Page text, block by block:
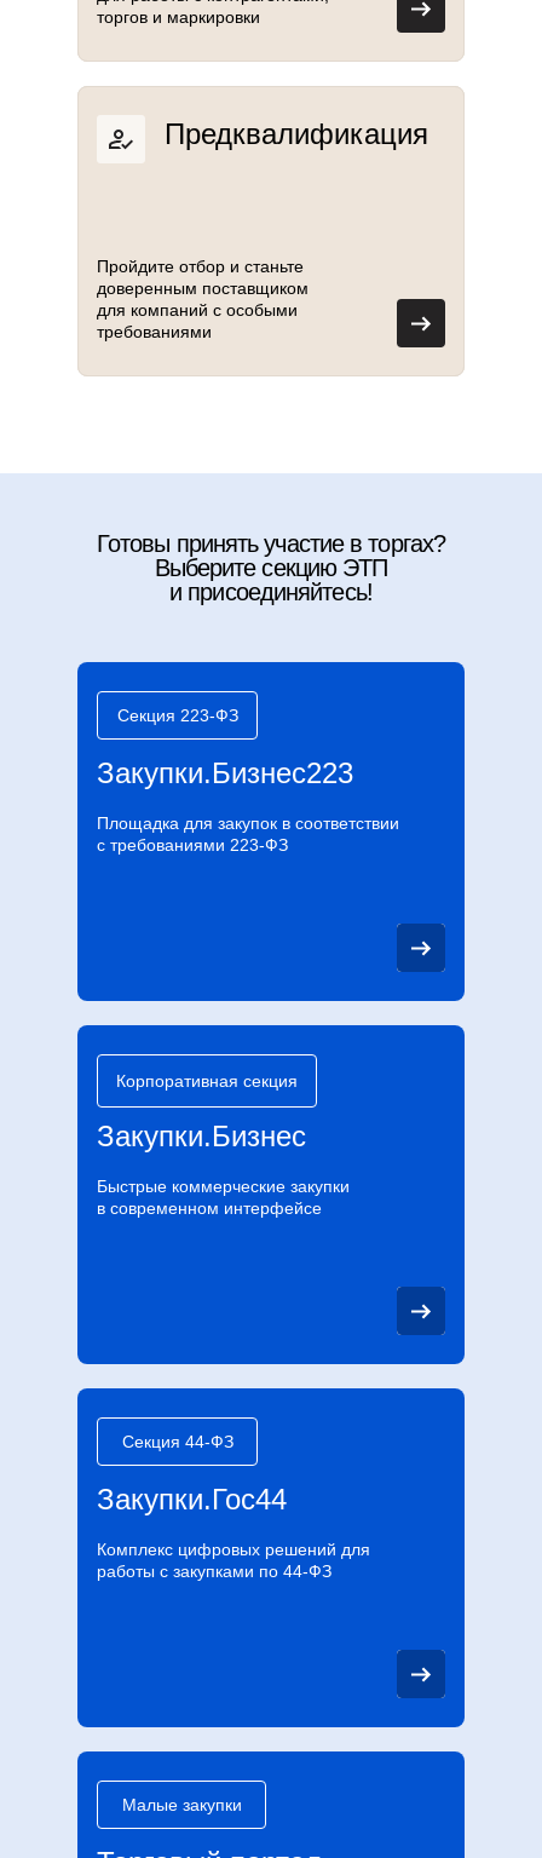
Предквалификация
Пройдите отбор и станьте
доверенным поставщиком
для компаний с особыми
требованиями
торгов и маркировки
Малые закупки
Секция 44-ФЗ
Закупки.Гос44
Комплекс цифровых решений для
работы с закупками по 44-ФЗ
Корпоративная секция
Закупки.Бизнес
Быстрые коммерческие закупки
в современном интерфейсе
Готовы принять участие в торгах?
Выберите секцию ЭТП
и присоединяйтесь!
Секция 223-ФЗ
Закупки.Бизнес223
Площадка для закупок в соответствии
с требованиями 223-ФЗ